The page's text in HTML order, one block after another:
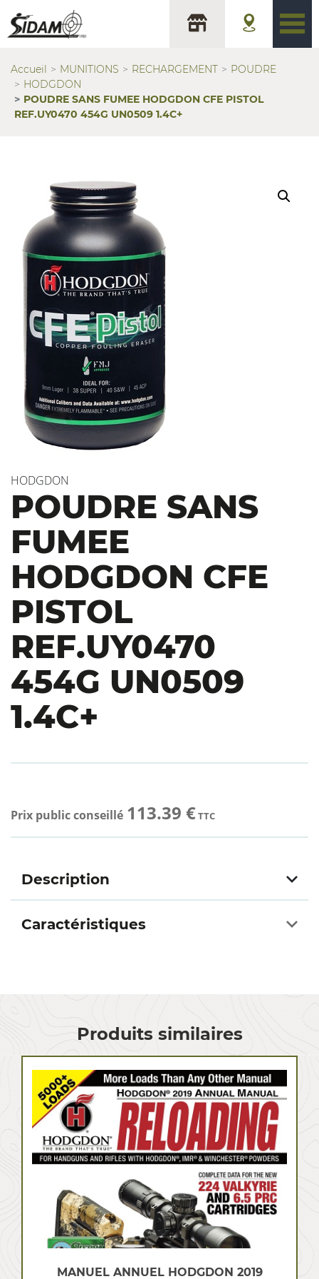
Accueil MUNITIONS RECHARGEMENT
POUDRE
HODGDON
POUDRE SANS FUMEE HODGDON CFE PISTOL
REF.UY0470 454G UN0509 1.4C+
HODGDON
POUDRE SANS
FUMEE
HODGDON CFE
PISTOL
REF.UY0470
454G UN0509
1.4C+
Prix public conseillé 113.39 €TTC
Description
Caractéristiques
Produits similaires
MANUEL ANNUEL HODGDON 2019